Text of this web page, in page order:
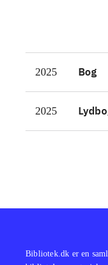
2025 Bog
2025
Bibliotek.dk er en